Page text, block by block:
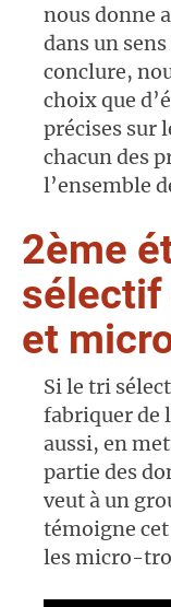
nous donne
dans un
conclure,
choix que
précises sur
chacun des
l’ensemble
2ème
sélectif
et
Si le tri
fabriquer de
aussi, en
partie des
veut à un
témoigne
les micro-